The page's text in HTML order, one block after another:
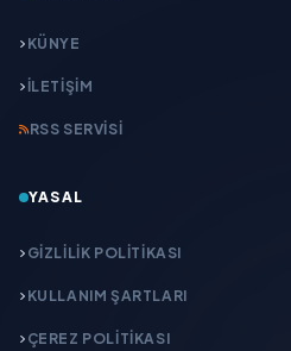
KÜNYE
İLETIŞIM
RSS SERVISI
YASAL
GIZLILIK POLITIKASI
KULLANIM ŞARTLARI
ÇEREZ POLITIKASI